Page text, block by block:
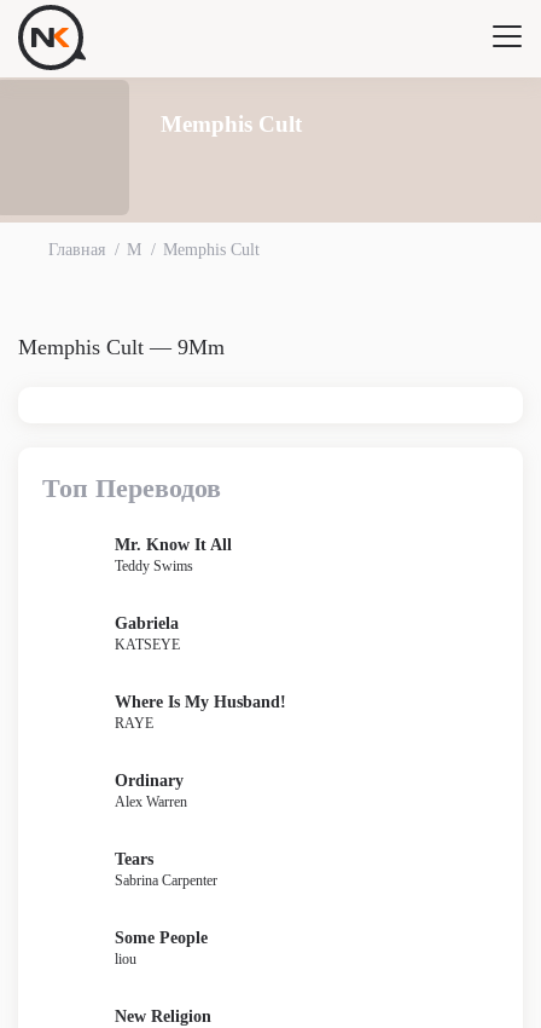
Memphis Cult
Главная M Memphis Cult
Memphis Cult — 9Mm
Топ Переводов
Mr. Know It All
Teddy Swims
Gabriela
KATSEYE
Where Is My Husband!
RAYE
Ordinary
Alex Warren
Tears
Sabrina Carpenter
Some People
liou
New Religion